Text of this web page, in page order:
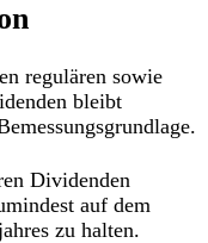
regulären sowie
bleibt
Dividenden
auf dem
zu halten.